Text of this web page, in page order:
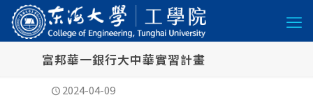
富邦華一銀行大中華實習計畫
2024-04-09